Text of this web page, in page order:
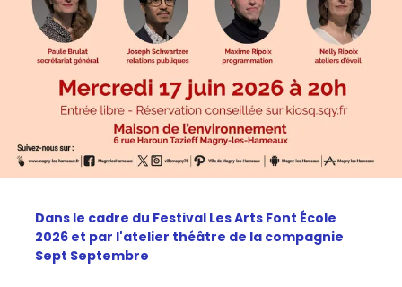
Dans le cadre du Festival Les Arts Font École
2026 et par l'atelier théâtre de la compagnie
Sept Septembre